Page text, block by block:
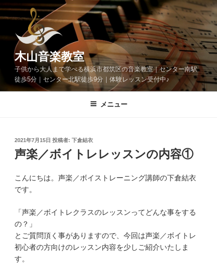
ン
ン
キ
木山音楽教室
子供から大人まで学べる横浜市都筑区の音楽教室｜センター南駅
徒歩5分｜センター北駅徒歩9分｜体験レッスン受付中♪
メニュー
投
稿
日:
2021年7月15日 投稿者: 下倉結衣
声楽／ボイトレレッスンの内容①
こんにちは。声楽／ボイストレーニング講師の下倉結衣
です。
「声楽／ボイトレクラスのレッスンってどんな事をする
の？」
とご質問頂く事がありますので、今回は声楽／ボイトレ
初心者の方向けのレッスン内容を少しご紹介いたしま
す。